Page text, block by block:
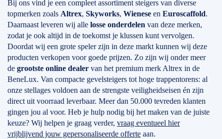
Bij ons vind je een compleet assortiment steigers van diverse
topmerken zoals Altrex, Skyworks, Wienese en Euroscaffold.
Daarnaast leveren wij alle losse onderdelen van deze merken,
zodat je ook altijd in de toekomst je klussen kunt vervolgen.
Doordat wij een grote speler zijn in deze markt kunnen wij deze
producten verkopen voor goede prijzen. Zo zijn wij onder meer
de grootste online dealer van het premium merk Altrex in de
BeneLux. Van compacte gevelsteigers tot hoge trappentorens: al
onze stellages voldoen aan de strengste veiligheidseisen én zijn
direct uit voorraad leverbaar. Meer dan 50.000 tevreden klanten
gingen jou al voor. Heb je hulp nodig bij het maken van de juiste
keuze? Wij helpen je graag verder, vraag eventueel hier
vrijblijvend jouw gepersonaliseerde offerte aan.